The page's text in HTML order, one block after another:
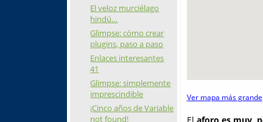
El veloz murciélago
hindú…
Glimpse: cómo crear
plugins, paso a paso
Enlaces interesantes
41
Glimpse: simplemente
imprescindible
¡Cinco años de Variable
not found!
Ver mapa más grande